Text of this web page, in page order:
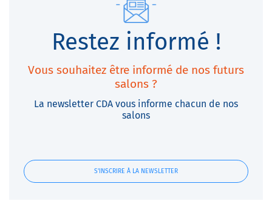
Restez informé !
Vous souhaitez être informé de nos futurs
salons ?
La newsletter CDA vous informe chacun de nos
salons
S'INSCRIRE À LA NEWSLETTER